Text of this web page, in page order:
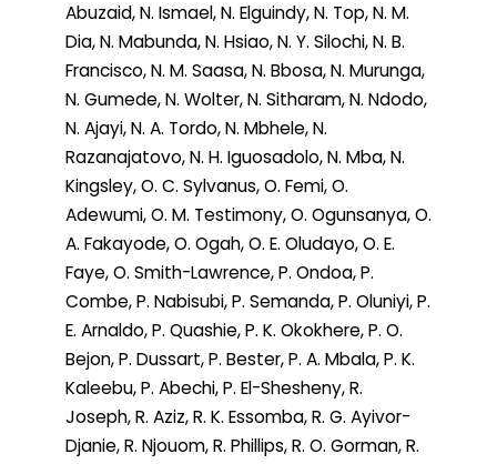
Abuzaid, N. Ismael, N. Elguindy, N. Top, N. M.
Dia, N. Mabunda, N. Hsiao, N. Y. Silochi, N. B.
Francisco, N. M. Saasa, N. Bbosa, N. Murunga,
N. Gumede, N. Wolter, N. Sitharam, N. Ndodo,
N. Ajayi, N. A. Tordo, N. Mbhele, N.
Razanajatovo, N. H. Iguosadolo, N. Mba, N.
Kingsley, O. C. Sylvanus, O. Femi, O.
Adewumi, O. M. Testimony, O. Ogunsanya, O.
A. Fakayode, O. Ogah, O. E. Oludayo, O. E.
Faye, O. Smith-Lawrence, P. Ondoa, P.
Combe, P. Nabisubi, P. Semanda, P. Oluniyi, P.
E. Arnaldo, P. Quashie, P. K. Okokhere, P. O.
Bejon, P. Dussart, P. Bester, P. A. Mbala, P. K.
Kaleebu, P. Abechi, P. El-Shesheny, R.
Joseph, R. Aziz, R. K. Essomba, R. G. Ayivor-
Djanie, R. Njouom, R. Phillips, R. O. Gorman, R.